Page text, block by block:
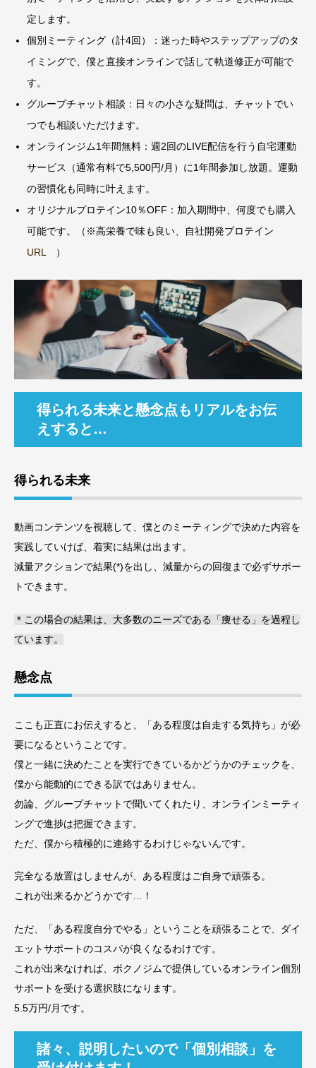
定します。
個別ミーティング（計4回）：迷った時やステップアップのタ
イミングで、僕と直接オンラインで話して軌道修正が可能で
す。
グループチャット相談：日々の小さな疑問は、チャットでい
つでも相談いただけます。
オンラインジム1年間無料：週2回のLIVE配信を行う自宅運動
サービス（通常有料で5,500円/月）に1年間参加し放題。運動
の習慣化も同時に叶えます。
オリジナルプロテイン10％OFF：加入期間中、何度でも購入
可能です。（※高栄養で味も良い、自社開発プロテイン
URL
）
得られる未来と懸念点もリアルをお伝
えすると…
得られる未来
動画コンテンツを視聴して、僕とのミーティングで決めた内容を
実践していけば、着実に結果は出ます。
減量アクションで結果(*)を出し、減量からの回復まで必ずサポー
トできます。
＊この場合の結果は、大多数のニーズである「痩せる」を過程し
ています。
懸念点
ここも正直にお伝えすると、「ある程度は自走する気持ち」が必
要になるということです。
僕と一緒に決めたことを実行できているかどうかのチェックを、
僕から能動的にできる訳ではありません。
勿論、グループチャットで聞いてくれたり、オンラインミーティ
ングで進捗は把握できます。
ただ、僕から積極的に連絡するわけじゃないんです。
完全なる放置はしませんが、ある程度はご自身で頑張る。
これが出来るかどうかです…！
ただ、「ある程度自分でやる」ということを頑張ることで、ダイ
エットサポートのコスパが良くなるわけです。
これが出来なければ、ボクノジムで提供しているオンライン個別
サポートを受ける選択肢になります。
5.5万円/月です。
諸々、説明したいので「個別相談」を